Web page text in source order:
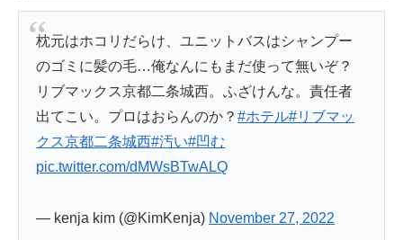
枕元はホコリだらけ、ユニットバスはシャンプー
のゴミに髪の毛…俺なんにもまだ使って無いぞ？
リブマックス京都二条城西。ふざけんな。責任者
出てこい。プロはおらんのか？#ホテル#リブマッ
クス京都二条城西#汚い#凹む
pic.twitter.com/dMWsBTwALQ
— kenja kim (@KimKenja) November 27, 2022